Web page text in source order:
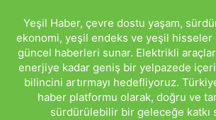
Yeşil Haber, çevre dostu yaşam,
ekonomi, yeşil endeks ve yeşil hisseler
güncel haberleri sunar. Elektrikli
enerjiye kadar geniş bir yelpazede
bilincini artırmayı hedefliyoruz.
haber platformu olarak, doğru ve
sürdürülebilir bir geleceğe katkı